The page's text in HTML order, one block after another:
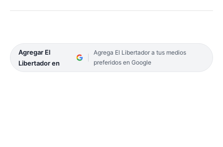
Agregar El
Libertador en
Agrega El Libertador a tus medios
preferidos en Google